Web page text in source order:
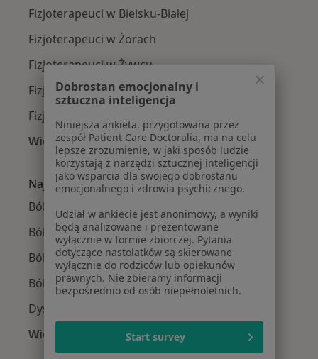
Fizjoterapeuci w Bielsku-Białej
Fizjoterapeuci w Żorach
Fizjoterapeuci w Żywcu
Fizjoterapeuci w Pszczynie
Fizjoterapeuci w Ustroniu
Więcej (14)
Więcej w kategorii: W pobliżu Wisły
Najczęście leczone choroby
Ból barku w Wisle
Ból biodra w Wisle
Ból kolana w Wisle
Bóle kręgosłupa w Wisle
Dyskopatia w Wisle
Więcej (10)
Więcej w kategorii: Najczęście leczone
Dobrostan emocjonalny i
sztuczna inteligencja
Niniejsza ankieta, przygotowana przez
zespół Patient Care Doctoralia, ma na celu
lepsze zrozumienie, w jaki sposób ludzie
korzystają z narzędzi sztucznej inteligencji
jako wsparcia dla swojego dobrostanu
emocjonalnego i zdrowia psychicznego.
Udział w ankiecie jest anonimowy, a wyniki
będą analizowane i prezentowane
wyłącznie w formie zbiorczej. Pytania
dotyczące nastolatków są skierowane
wyłącznie do rodziców lub opiekunów
prawnych. Nie zbieramy informacji
bezpośrednio od osób niepełnoletnich.
Start survey